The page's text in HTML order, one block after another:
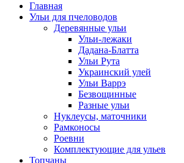
Главная
Ульи для пчеловодов
Деревянные ульи
Ульи-лежаки
Дадана-Блатта
Ульи Рута
Украинский улей
Ульи Варрэ
Безвощинные
Разные ульи
Нуклеусы, маточники
Рамконосы
Роевни
Комплектующие для ульев
Топчаны